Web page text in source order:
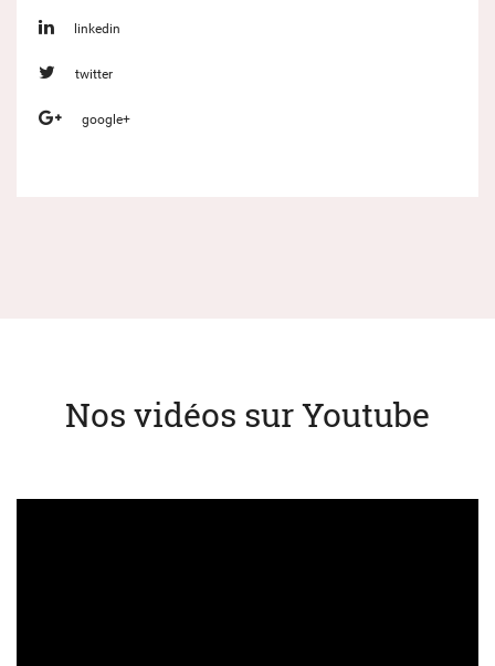
linkedin
twitter
google+
Nos vidéos sur Youtube